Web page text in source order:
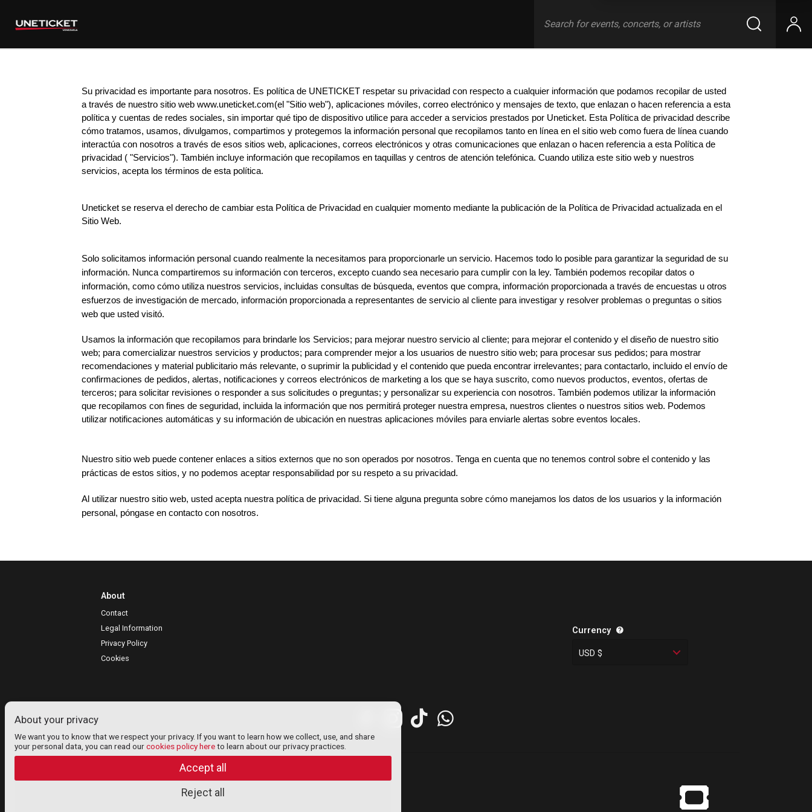
About your privacy
We want you to know that we respect your privacy. If you want to learn how we collect, use, and share
your personal data, you can read ourcookies policy hereto learn about our privacy practices.
Accept all
Reject all
Su privacidad es importante para nosotros. Es política de UNETICKET respetar su privacidad con respecto a cualquier información que podamos recopilar de usted
a través de nuestro sitio web www.uneticket.com(el "Sitio web"), aplicaciones móviles, correo electrónico y mensajes de texto, que enlazan o hacen referencia a esta
política y cuentas de redes sociales, sin importar qué tipo de dispositivo utilice para acceder a servicios prestados por Uneticket. Esta Política de privacidad describe
cómo tratamos, usamos, divulgamos, compartimos y protegemos la información personal que recopilamos tanto en línea en el sitio web como fuera de línea cuando
interactúa con nosotros a través de esos sitios web, aplicaciones, correos electrónicos y otras comunicaciones que enlazan o hacen referencia a esta Política de
privacidad ( "Servicios"). También incluye información que recopilamos en taquillas y centros de atención telefónica. Cuando utiliza este sitio web y nuestros
servicios, acepta los términos de esta política.
Uneticket se reserva el derecho de cambiar esta Política de Privacidad en cualquier momento mediante la publicación de la Política de Privacidad actualizada en el
Sitio Web.
Solo solicitamos información personal cuando realmente la necesitamos para proporcionarle un servicio. Hacemos todo lo posible para garantizar la seguridad de su
información. Nunca compartiremos su información con terceros, excepto cuando sea necesario para cumplir con la ley. También podemos recopilar datos o
información, como cómo utiliza nuestros servicios, incluidas consultas de búsqueda, eventos que compra, información proporcionada a través de encuestas u otros
esfuerzos de investigación de mercado, información proporcionada a representantes de servicio al cliente para investigar y resolver problemas o preguntas o sitios
web que usted visitó.
Usamos la información que recopilamos para brindarle los Servicios; para mejorar nuestro servicio al cliente; para mejorar el contenido y el diseño de nuestro sitio
web; para comercializar nuestros servicios y productos; para comprender mejor a los usuarios de nuestro sitio web; para procesar sus pedidos; para mostrar
recomendaciones y material publicitario más relevante, o suprimir la publicidad y el contenido que pueda encontrar irrelevantes; para contactarlo, incluido el envío de
confirmaciones de pedidos, alertas, notificaciones y correos electrónicos de marketing a los que se haya suscrito, como nuevos productos, eventos, ofertas de
terceros; para solicitar revisiones o responder a sus solicitudes o preguntas; y personalizar su experiencia con nosotros. También podemos utilizar la información
que recopilamos con fines de seguridad, incluida la información que nos permitirá proteger nuestra empresa, nuestros clientes o nuestros sitios web. Podemos
utilizar notificaciones automáticas y su información de ubicación en nuestras aplicaciones móviles para enviarle alertas sobre eventos locales.
Nuestro sitio web puede contener enlaces a sitios externos que no son operados por nosotros. Tenga en cuenta que no tenemos control sobre el contenido y las
prácticas de estos sitios, y no podemos aceptar responsabilidad por su respeto a su privacidad.
Al utilizar nuestro sitio web, usted acepta nuestra política de privacidad. Si tiene alguna pregunta sobre cómo manejamos los datos de los usuarios y la información
personal, póngase en contacto con nosotros.
About
Contact
Legal Information
Privacy Policy
Cookies
Currency
USD $